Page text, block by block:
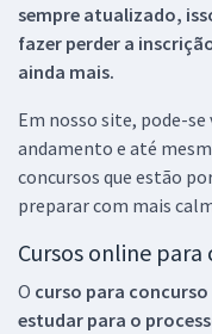
sempre atualizado,
fazer perder a
ainda mais.
Em nosso site, pode-
andamento e até
concursos que estão
preparar com mais
Cursos online para
O curso para concurso
estudar para o